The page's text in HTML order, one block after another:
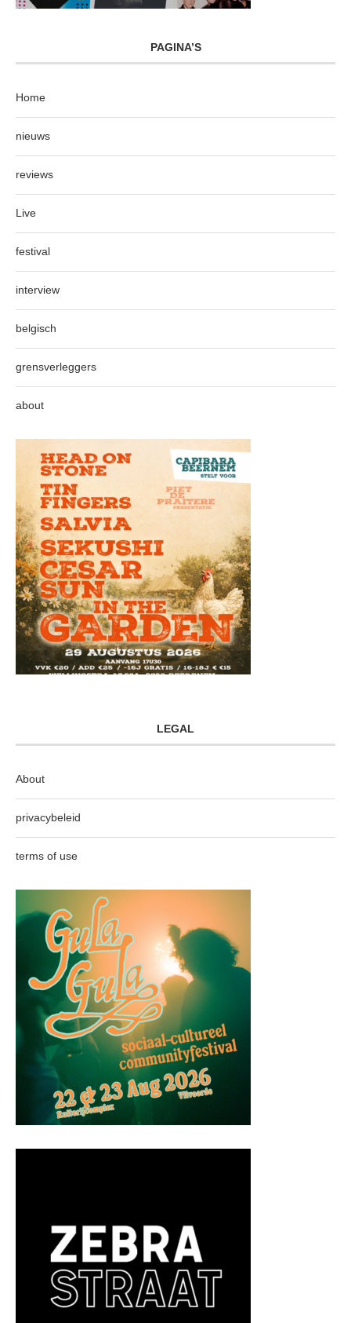
PAGINA’S
Home
nieuws
reviews
Live
festival
interview
belgisch
grensverleggers
about
LEGAL
About
privacybeleid
terms of use